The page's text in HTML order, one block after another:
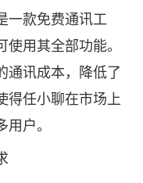
一款免费通讯工
用其全部功能。
通讯成本，降低了
得任小聊在市场上
户。